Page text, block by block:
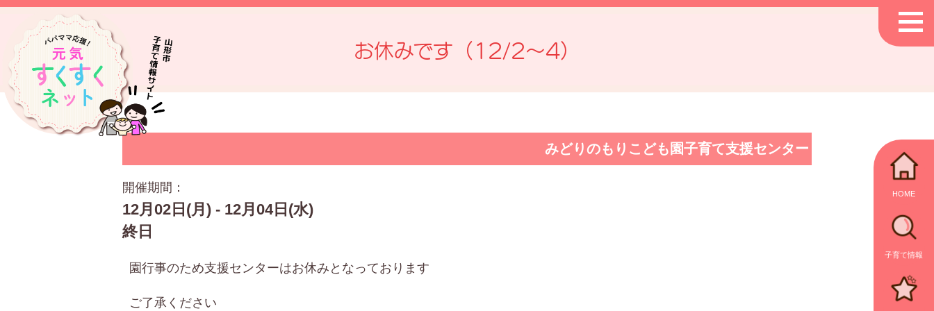
HOME
子育て情報
お休みです（12/2～4）
みどりのもりこども園子育て支援センター
開催期間：
12月02日(月) - 12月04日(水)
終日
園行事のため支援センターはお休みとなっております
ご了承ください